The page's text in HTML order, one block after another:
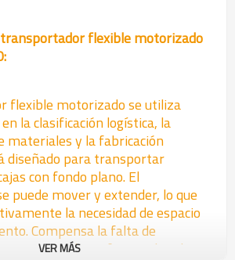
flexible motorizado
flexible motorizado se utiliza
la clasificación logística, la
materiales y la fabricación
diseñado para transportar
con fondo plano. El
puede mover y extender, lo que
la necesidad de espacio
Compensa la falta de
transportadores fijos, reduce la
VER MÁS